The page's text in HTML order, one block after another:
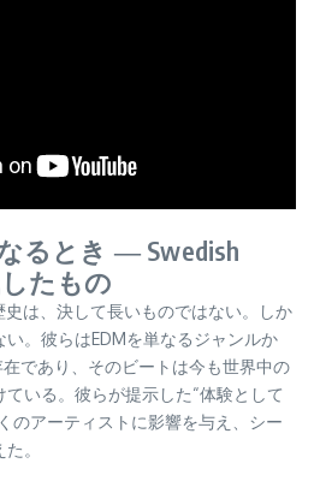
るとき ― Swedish
たもの
は、決して長いものではない。しか
い。彼らはEDMを単なるジャンルか
在であり、そのビートは今も世界中の
いる。彼らが提示した“体験として
のアーティストに影響を与え、シー
。